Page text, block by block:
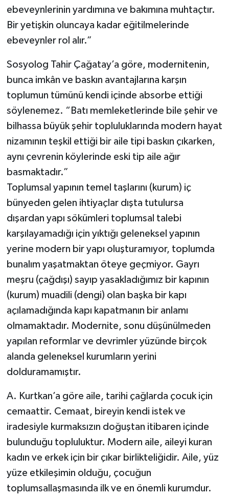
ebeveynlerinin yardımına ve bakımına muhtaçtır.
Bir yetişkin oluncaya kadar eğitilmelerinde
ebeveynler rol alır.”
Sosyolog Tahir Çağatay’a göre, modernitenin,
bunca imkân ve baskın avantajlarına karşın
toplumun tümünü kendi içinde absorbe ettiği
söylenemez. “Batı memleketlerinde bile şehir ve
bilhassa büyük şehir topluluklarında modern hayat
nizamının teşkil ettiği bir aile tipi baskın çıkarken,
aynı çevrenin köylerinde eski tip aile ağır
basmaktadır.”
Toplumsal yapının temel taşlarını (kurum) iç
bünyeden gelen ihtiyaçlar dışta tutulursa
dışardan yapı sökümleri toplumsal talebi
karşılayamadığı için yıktığı geleneksel yapının
yerine modern bir yapı oluşturamıyor, toplumda
bunalım yaşatmaktan öteye geçmiyor. Gayrı
meşru (çağdışı) sayıp yasakladığımız bir kapının
(kurum) muadili (dengi) olan başka bir kapı
açılamadığında kapı kapatmanın bir anlamı
olmamaktadır. Modernite, sonu düşünülmeden
yapılan reformlar ve devrimler yüzünde birçok
alanda geleneksel kurumların yerini
dolduramamıştır.
A. Kurtkan’a göre aile, tarihi çağlarda çocuk için
cemaattir. Cemaat, bireyin kendi istek ve
iradesiyle kurmaksızın doğuştan itibaren içinde
bulunduğu topluluktur. Modern aile, aileyi kuran
kadın ve erkek için bir çıkar birlikteliğidir. Aile, yüz
yüze etkileşimin olduğu, çocuğun
toplumsallaşmasında ilk ve en önemli kurumdur.